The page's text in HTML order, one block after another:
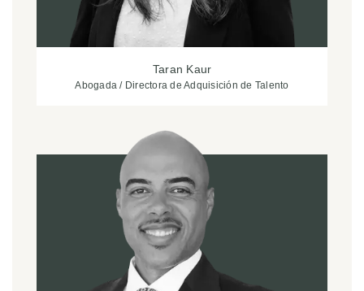
Taran Kaur
Abogada / Directora de Adquisición de Talento